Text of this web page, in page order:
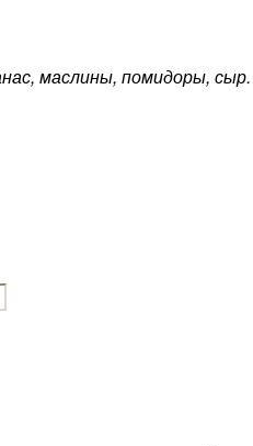
маслины, помидоры, сыр.